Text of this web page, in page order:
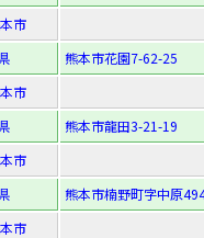
市
熊本市花園7-62-25
市
熊本市龍田3-21-19
市
熊本市楠野町字中原
市